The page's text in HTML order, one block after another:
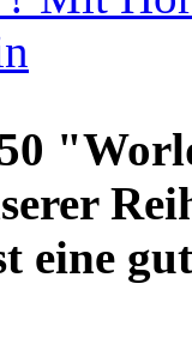
eine